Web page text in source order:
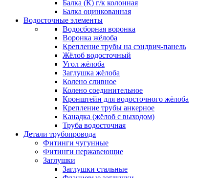
Балка (К) г/к колонная
Балка оцинкованная
Водосточные элементы
Водосборная воронка
Воронка жёлоба
Крепление трубы на сэндвич-панель
Жёлоб водосточный
Угол жёлоба
Заглушка жёлоба
Колено сливное
Колено соединительное
Кронштейн для водосточного жёлоба
Крепление трубы анкерное
Канадка (жёлоб с выходом)
Труба водосточная
Детали трубопровода
Фитинги чугунные
Фитинги нержавеющие
Заглушки
Заглушки стальные